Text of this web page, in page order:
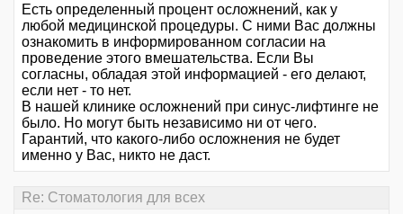
Есть определенный процент осложнений, как у
любой медицинской процедуры. С ними Вас должны
ознакомить в информированном согласии на
проведение этого вмешательства. Если Вы
согласны, обладая этой информацией - его делают,
если нет - то нет.
В нашей клинике осложнений при синус-лифтинге не
было. Но могут быть независимо ни от чего.
Гарантий, что какого-либо осложнения не будет
именно у Вас, никто не даст.
Re: Стоматология для всех